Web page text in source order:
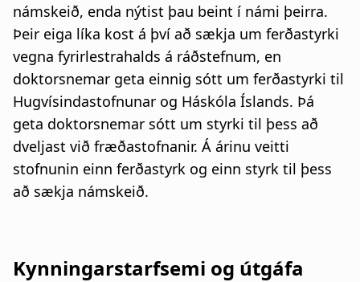
námskeið, enda nýtist þau beint í námi þeirra.
Þeir eiga líka kost á því að sækja um ferðastyrki
vegna fyrirlestrahalds á ráðstefnum, en
doktorsnemar geta einnig sótt um ferðastyrki til
Hugvísindastofnunar og Háskóla Íslands. Þá
geta doktorsnemar sótt um styrki til þess að
dveljast við fræðastofnanir. Á árinu veitti
stofnunin einn ferðastyrk og einn styrk til þess
að sækja námskeið.
Kynningarstarfsemi og útgáfa